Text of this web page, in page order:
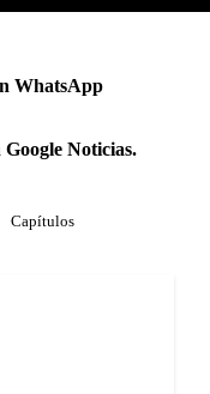
WhatsApp
Noticias.
Capítulos